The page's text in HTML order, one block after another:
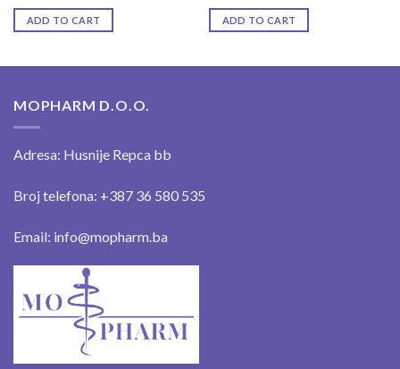
ADD TO CART ADD TO CART
MOPHARM D.O.O.
Adresa: Husnije Repca bb
Broj telefona: +387 36 580 535
Email: info@mopharm.ba